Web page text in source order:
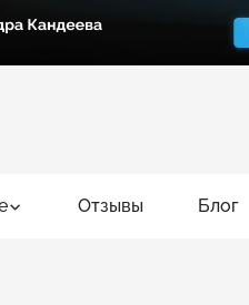
Отзывы Блог